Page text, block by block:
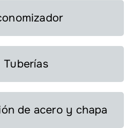
Tuberías
de acero y chapa